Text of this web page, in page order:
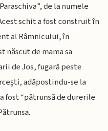
de la numele
schit a fost construit în
al Râmnicului, în
născut de mama sa
de Jos, fugară peste
adăpostindu-se la
fost “pătrunsă de durerile